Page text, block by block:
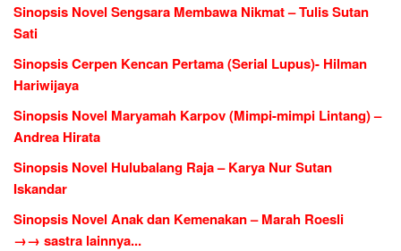
Sinopsis Novel Sengsara Membawa Nikmat – Tulis Sutan
Sati
Sinopsis Cerpen Kencan Pertama (Serial Lupus)- Hilman
Hariwijaya
Sinopsis Novel Maryamah Karpov (Mimpi-mimpi Lintang) –
Andrea Hirata
Sinopsis Novel Hulubalang Raja – Karya Nur Sutan
Iskandar
Sinopsis Novel Anak dan Kemenakan – Marah Roesli
→→ sastra lainnya...